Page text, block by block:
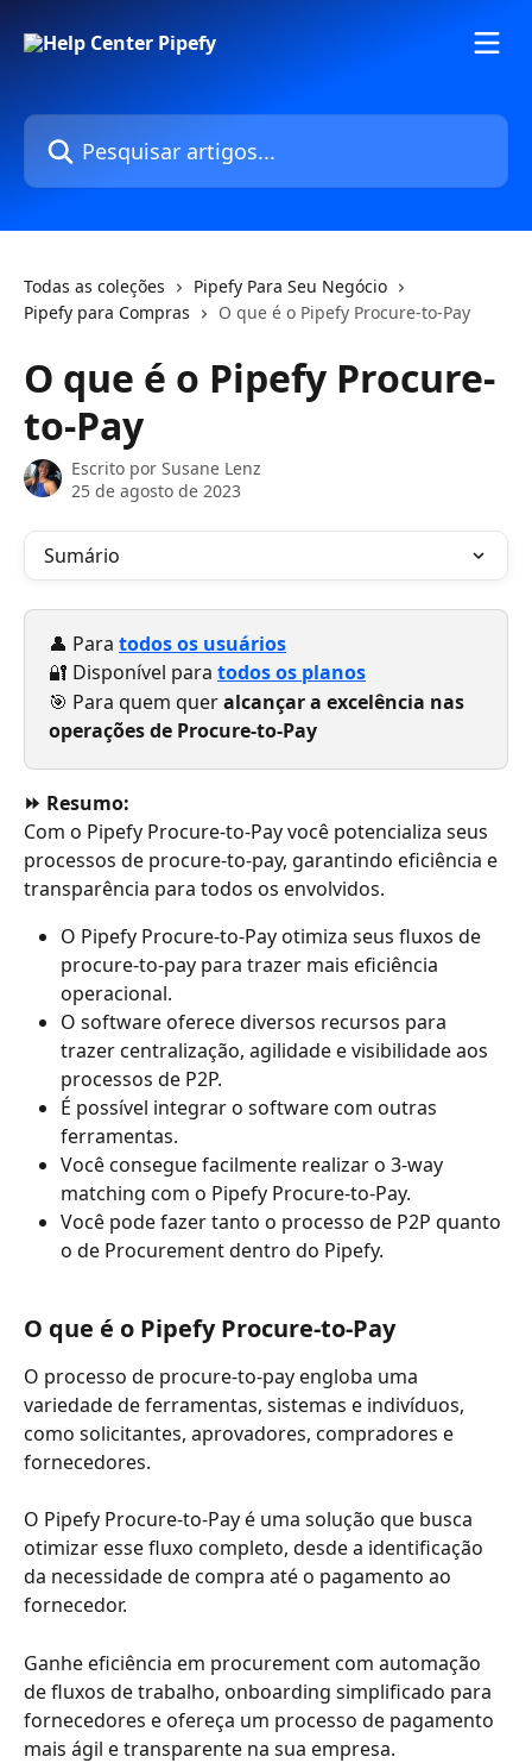
Pesquisar artigos...
Todas as coleções
Pipefy Para Seu Negócio
Pipefy para Compras
O que é o Pipefy Procure-to-Pay
O que é o Pipefy Procure-
to-Pay
Escrito por Susane Lenz
25 de agosto de 2023
Sumário
👤 Para todos os usuários
🔐 Disponível para todos os planos
🎯 Para quem quer alcançar a excelência nas
operações de Procure-to-Pay
⏩ Resumo:
Com o Pipefy Procure-to-Pay você potencializa seus
processos de procure-to-pay, garantindo eficiência e
transparência para todos os envolvidos.
O Pipefy Procure-to-Pay otimiza seus fluxos de
procure-to-pay para trazer mais eficiência
operacional.
O software oferece diversos recursos para
trazer centralização, agilidade e visibilidade aos
processos de P2P.
É possível integrar o software com outras
ferramentas.
Você consegue facilmente realizar o 3-way
matching com o Pipefy Procure-to-Pay.
Você pode fazer tanto o processo de P2P quanto
o de Procurement dentro do Pipefy.
O que é o Pipefy Procure-to-Pay
O processo de procure-to-pay engloba uma
variedade de ferramentas, sistemas e indivíduos,
como solicitantes, aprovadores, compradores e
fornecedores.
O Pipefy Procure-to-Pay é uma solução que busca
otimizar esse fluxo completo, desde a identificação
da necessidade de compra até o pagamento ao
fornecedor.
Ganhe eficiência em procurement com automação
de fluxos de trabalho, onboarding simplificado para
fornecedores e ofereça um processo de pagamento
mais ágil e transparente na sua empresa.